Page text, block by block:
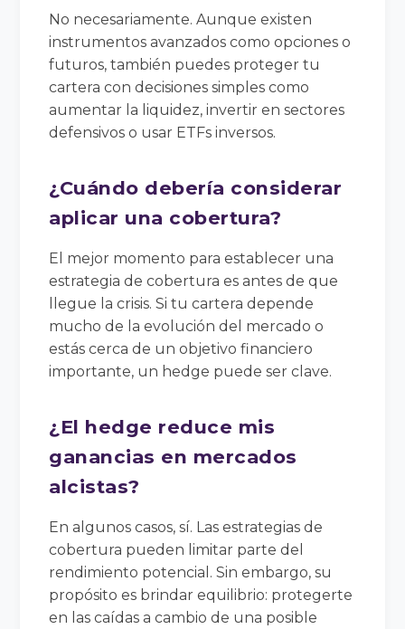
No necesariamente. Aunque existen
instrumentos avanzados como opciones o
futuros, también puedes proteger tu
cartera con decisiones simples como
aumentar la liquidez, invertir en sectores
defensivos o usar ETFs inversos.
¿Cuándo debería considerar
aplicar una cobertura?
El mejor momento para establecer una
estrategia de cobertura es antes de que
llegue la crisis. Si tu cartera depende
mucho de la evolución del mercado o
estás cerca de un objetivo financiero
importante, un hedge puede ser clave.
¿El hedge reduce mis
ganancias en mercados
alcistas?
En algunos casos, sí. Las estrategias de
cobertura pueden limitar parte del
rendimiento potencial. Sin embargo, su
propósito es brindar equilibrio: protegerte
en las caídas a cambio de una posible